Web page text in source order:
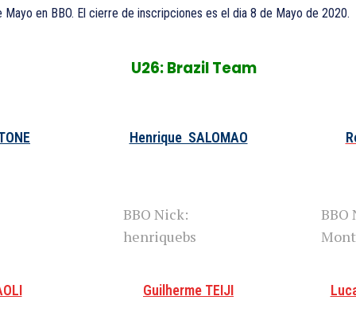
en BBO. El cierre de inscripciones es el dia 8 de Mayo de 2020.
U26:Brazil Team
Henrique SALOMAO
BBO Nick:
henriquebs
BBO
Guilherme TEIJI